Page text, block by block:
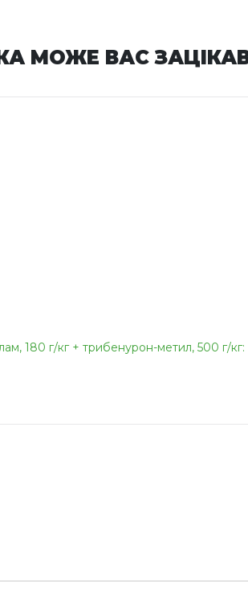
МОЖЕ ВАС
180 г/кг + трибенурон-метил, 500 г/кг: